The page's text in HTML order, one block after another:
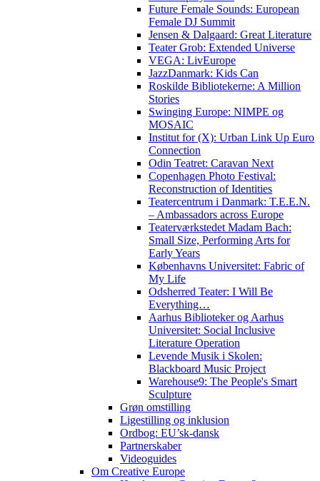
Future Female Sounds: European
Female DJ Summit
Jensen & Dalgaard: Great Literature
Teater Grob: Extended Universe
VEGA: LivEurope
JazzDanmark: Kids Can
Roskilde Bibliotekerne: A Million
Stories
Swinging Europe: NIMPE og
MOSAIC
Institut for (X): Urban Link Up Euro
Connection
Odin Teatret: Caravan Next
Copenhagen Photo Festival:
Reconstruction of Identities
Teatercentrum i Danmark: T.E.E.N.
– Ambassadors across Europe
Teaterværkstedet Madam Bach:
Small Size, Performing Arts for
Early Years
Københavns Universitet: Fabric of
My Life
Odsherred Teater: I Will Be
Everything…
Aarhus Biblioteker og Aarhus
Universitet: Social Inclusive
Literature Operation
Levende Musik i Skolen:
Blackboard Music Project
Warehouse9: The People's Smart
Sculpture
Grøn omstilling
Ligestilling og inklusion
Ordbog: EU’sk-dansk
Partnerskaber
Videoguides
Om Creative Europe